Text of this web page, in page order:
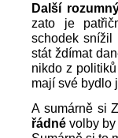
Další
zato je
schodek snížil
stát ždímat
nikdo z
mají své bydlo
A sumárně si
řádné volby by